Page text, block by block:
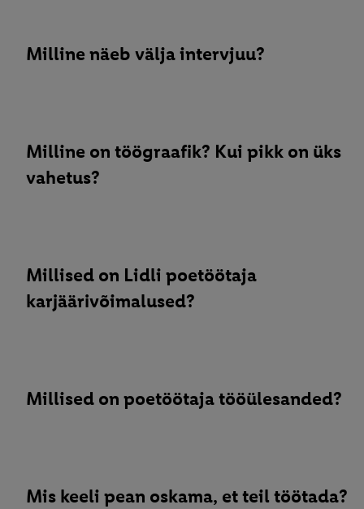
Milline näeb välja intervjuu?
Milline on töögraafik? Kui pikk on üks
vahetus?
Millised on Lidli poetöötaja
karjäärivõimalused?
Millised on poetöötaja tööülesanded?
Mis keeli pean oskama, et teil töötada?